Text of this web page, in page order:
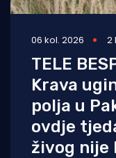
06 kol. 2026 2
TELE
Krava
polja u
ovdje
živog nije